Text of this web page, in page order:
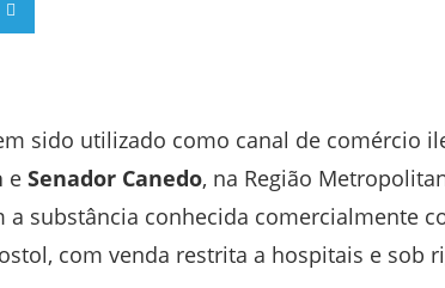
sido utilizado como canal de comércio
e Senador Canedo, na Região
substância conhecida comercialmente
com venda restrita a hospitais e sob